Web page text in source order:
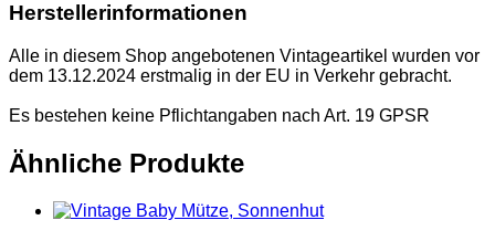
Herstellerinformationen
Alle in diesem Shop angebotenen Vintageartikel wurden vor
dem 13.12.2024 erstmalig in der EU in Verkehr gebracht.
Es bestehen keine Pflichtangaben nach Art. 19 GPSR
Ähnliche Produkte